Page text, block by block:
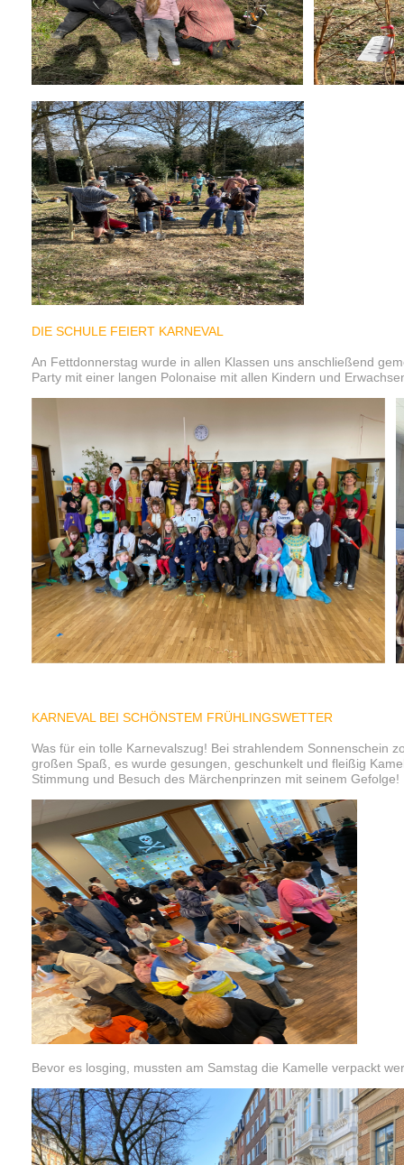
DIE SCHULE FEIERT KARNEVAL
An Fettdonnerstag wurde in allen Klassen uns anschließend
Party mit einer langen Polonaise mit allen Kindern und
KARNEVAL BEI SCHÖNSTEM FRÜHLINGSWETTER
Was für ein tolle Karnevalszug! Bei strahlendem Sonnenschein
großen Spaß, es wurde gesungen, geschunkelt und fleißig
Stimmung und Besuch des Märchenprinzen mit seinem Gefolge!
Bevor es losging, mussten am Samstag die Kamelle verpackt